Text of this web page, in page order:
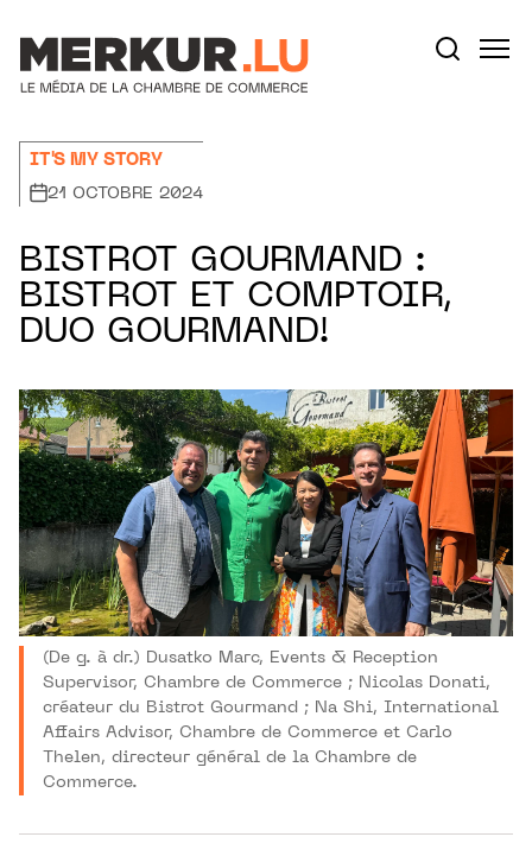
IT'S MY STORY
21 OCTOBRE 2024
BISTROT GOURMAND :
BISTROT ET COMPTOIR,
DUO GOURMAND!
(De g. à dr.) Dusatko Marc, Events & Reception
Supervisor, Chambre de Commerce ; Nicolas Donati,
créateur du Bistrot Gourmand ; Na Shi, International
Affairs Advisor, Chambre de Commerce et Carlo
Thelen, directeur général de la Chambre de
Commerce.